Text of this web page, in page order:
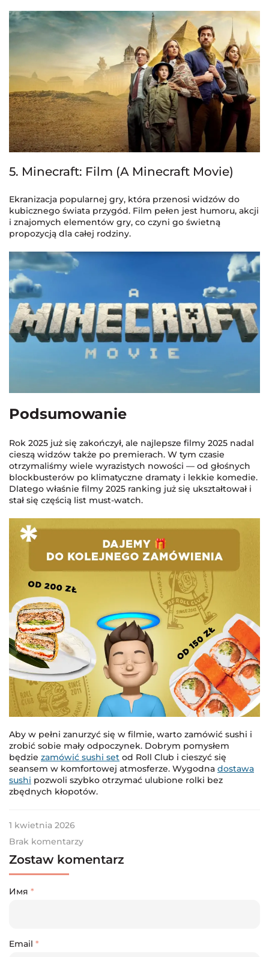
5. Minecraft: Film (A Minecraft Movie)
Ekranizacja popularnej gry, która przenosi widzów do
kubicznego świata przygód. Film pełen jest humoru, akcji
i znajomych elementów gry, co czyni go świetną
propozycją dla całej rodziny.
Podsumowanie
Rok 2025 już się zakończył, ale najlepsze filmy 2025 nadal
cieszą widzów także po premierach. W tym czasie
otrzymaliśmy wiele wyrazistych nowości — od głośnych
blockbusterów po klimatyczne dramaty i lekkie komedie.
Dlatego właśnie filmy 2025 ranking już się ukształtował i
stał się częścią list must-watch.
Aby w pełni zanurzyć się w filmie, warto zamówić sushi i
zrobić sobie mały odpoczynek. Dobrym pomysłem
będzie zamówić sushi set od Roll Club i cieszyć się
seansem w komfortowej atmosferze. Wygodna dostawa
sushi pozwoli szybko otrzymać ulubione rolki bez
zbędnych kłopotów.
1 kwietnia 2026
Brak komentarzy
Zostaw komentarz
Имя *
Email *